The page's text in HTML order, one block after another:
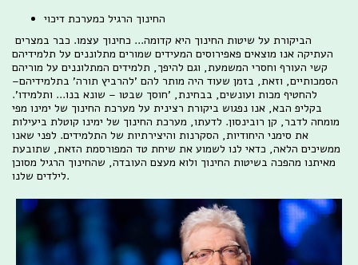
החינוך הרגיל כמערכת דיכוי
העתיקה אנו מוצאים פאפירוסים המעידים שמורים מתלוננים על תלמידיהם
קשי העורף וחסרי המשמעת, וגם להיפך, תלמידים המתלוננים על מוריהם
הסמכותיים, וזאת, בזמן שעוד היה מותר להם 'להרביץ תורה' בתלמידיהם–
להחטיף מכות ועונשים, בבחינת, 'חוסך שבטו – שונא בנו... ותלמידו'.
בקליפ הבא, אנו נפגוש ביקורת רצינית על מערכת החינוך של ימינו מפי
מומחה לדבר, קן רובינסון. לדעתו, מערכת החינוך של ימינו קוטלת ביעילות
את סימני היחודיות, הסקרנות והיצירתיות של התלמידים. לפני שאנו
ממשיכים הלאה, כדאי לנו לשמוע את שיחת טד המפורסמת הזאת, שתובעת
מאיתנו מהפכה בשיטות החינוך ולוא מעצם העובדה, שהחינוך הרגיל מסוכן
לילדים שלנו.